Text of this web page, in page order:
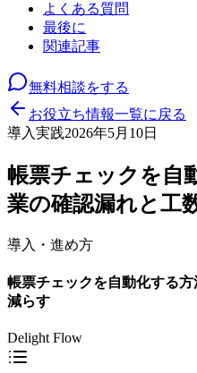
よくある質問
最後に
関連記事
無料相談をする
お役立ち情報一覧に戻る
導入実践2026年5月10日
帳票チェックを自
業の確認漏れと工
導入・進め方
帳票チェックを自動化する
減らす
Delight Flow